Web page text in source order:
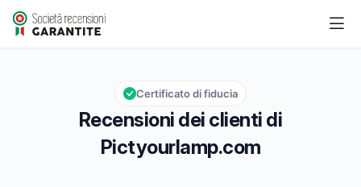
Pictyourlamp.com
Valutazione globale: 9,3 su 10
9,3/10
Recensioni dei clienti di
Pictyourlamp.com
Certificato di fiducia